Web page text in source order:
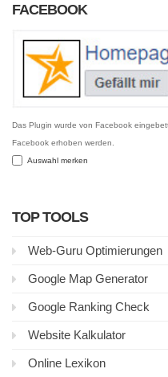
FACEBOOK
Das Plugin wurde von Facebook
Facebook erhoben werden.
Auswahl merken
TOP TOOLS
Web-Guru Optimierungen
Google Map Generator
Google Ranking Check
Website Kalkulator
Online Lexikon